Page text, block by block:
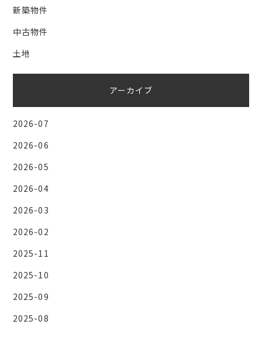
新築物件
中古物件
土地
アーカイブ
2026-07
2026-06
2026-05
2026-04
2026-03
2026-02
2025-11
2025-10
2025-09
2025-08